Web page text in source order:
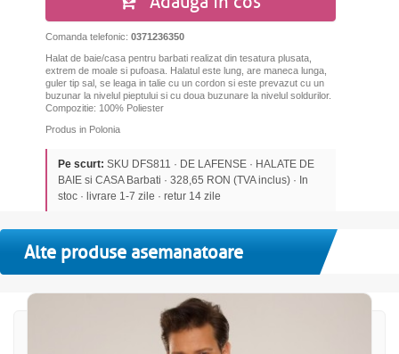
Comanda telefonic: 0371236350
Halat de baie/casa pentru barbati realizat din tesatura plusata,
extrem de moale si pufoasa. Halatul este lung, are maneca lunga,
guler tip sal, se leaga in talie cu un cordon si este prevazut cu un
buzunar la nivelul pieptului si cu doua buzunare la nivelul soldurilor.
Compozitie: 100% Poliester
Produs in Polonia
Pe scurt: SKU DFS811 · DE LAFENSE · HALATE DE
BAIE si CASA Barbati · 328,65 RON (TVA inclus) · In
stoc · livrare 1-7 zile · retur 14 zile
Alte produse asemanatoare